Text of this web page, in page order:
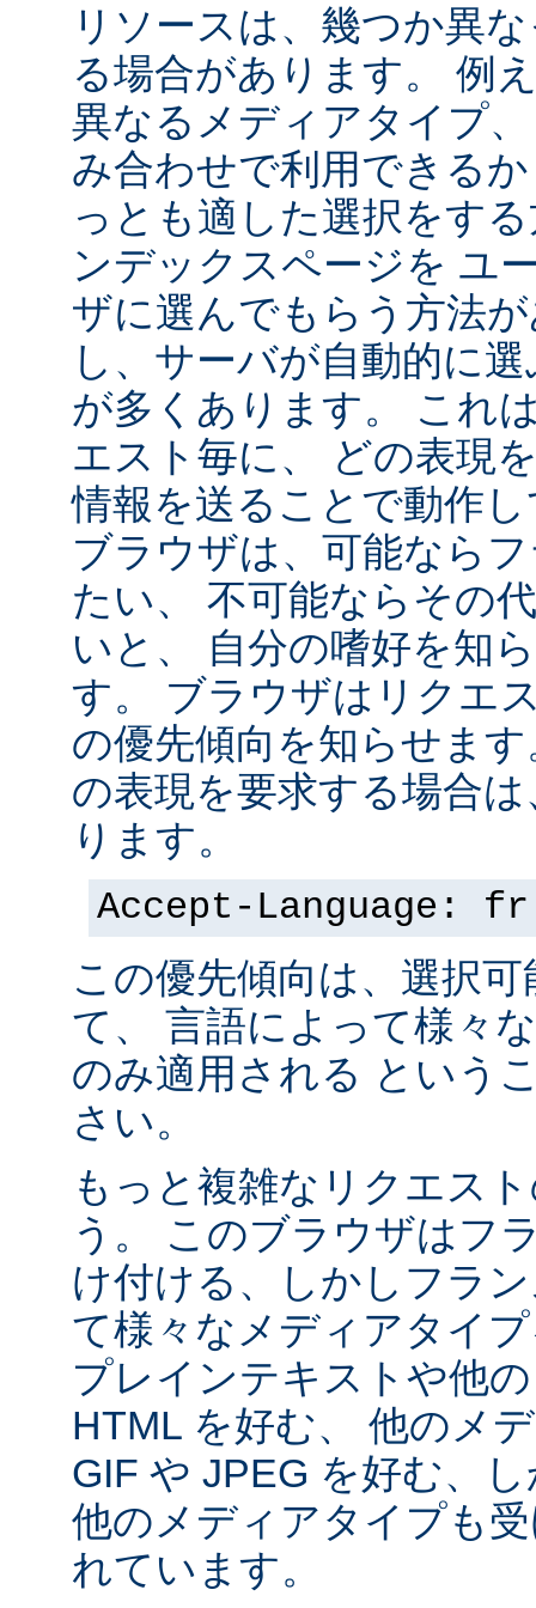
リソースは、幾つか異
る場合があります。 例
異なるメディアタイプ
み合わせで利用できる
っとも適した選択をす
ンデックスページを ユ
ザに選んでもらう方法
し、サーバが自動的に
が多くあります。 これ
エスト毎に、 どの表現
情報を送ることで動作
ブラウザは、可能なら
たい、 不可能ならその
いと、 自分の嗜好を知
す。 ブラウザはリクエ
の優先傾向を知らせま
の表現を要求する場合
ります。
Accept-Language: fr
この優先傾向は、選択
て、 言語によって様々
のみ適用される という
さい。
もっと複雑なリクエス
う。 このブラウザはフ
け付ける、しかしフラ
て様々なメディアタイ
プレインテキストや他
HTML を好む、 他のメ
GIF や JPEG を好む、
他のメディアタイプも
れています。